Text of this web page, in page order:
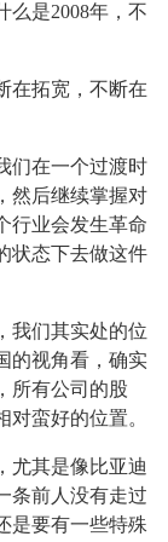
么是2008年，不
在拓宽，不断在
们在一个过渡时
然后继续掌握对
行业会发生革命
状态下去做这件
我们其实处的位
的视角看，确实
所有公司的股
蛮好的位置。
尤其是像比亚迪
条前人没有走过
是要有一些特殊